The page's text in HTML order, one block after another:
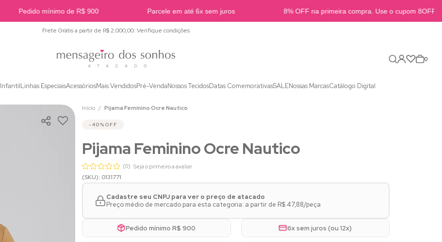
Pedido mínimo de R$ 900 Parcele em até 6x sem juros 8% OFF na primeira compra. Use o cupom 8OFFB2B
Frete Grátis a partir de R$ 2.000,00: Verifique condições
0
InfantilLinhas EspeciaisAcessóriosMais VendidosPré-VendaNossos TecidosDatas ComemorativasSALENossas MarcasCatálogo Digital
Início Pijama Feminino Ocre Nautico
40% OFF
Pijama Feminino Ocre Nautico
(0) Seja o primeiro a avaliar
(SKU): 0131771
Cadastre seu CNPJ para ver o preço de atacado
Preço médio de mercado para esta categoria: a partir de R$ 47,88/peça
Pedido mínimo R$ 900 6x sem juros (ou 12x)